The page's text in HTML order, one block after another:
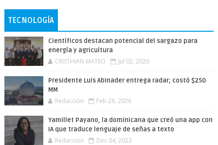
TECNOLOGÍA
Científicos destacan potencial del sargazo para
energía y agricultura
CRISTHIAN MATEO Jul 02, 2026
Presidente Luis Abinader entrega radar; costó $250
MM
Redacción Feb 26, 2026
Yamillet Payano, la dominicana que creó una app con
IA que traduce lenguaje de señas a texto
Redacción Dec 04, 2023